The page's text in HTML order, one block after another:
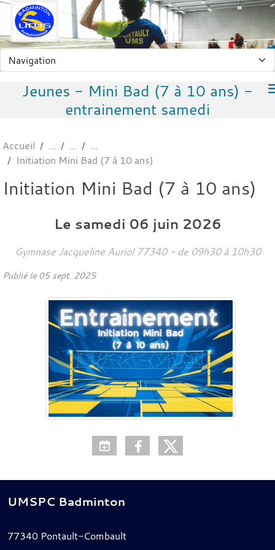
Jeunes - Mini Bad (7 à 10 ans) -
entrainement samedi
Accueil
Initiation Mini Bad (7 à 10 ans)
Initiation Mini Bad (7 à 10 ans)
Le samedi 06 juin 2026
Gymnase Jacqueline Auriol 77340 - de 09h30 à 10h30
Publié le 05 sept. 2025
UMSPC Badminton
77340 Pontault-Combault
Panneau de gestion des cookies